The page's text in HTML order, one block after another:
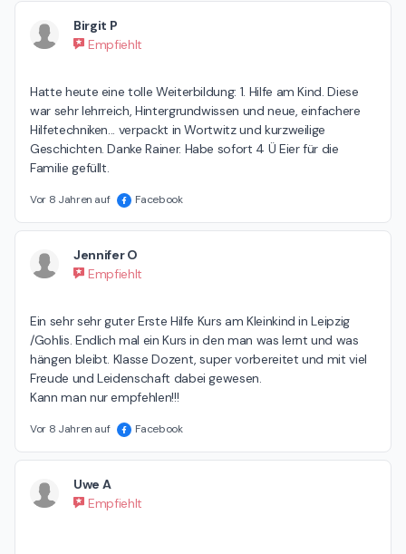
Birgit P
Empfiehlt
Hatte heute eine tolle Weiterbildung: 1. Hilfe am Kind. Diese
war sehr lehrreich, Hintergrundwissen und neue, einfachere
Hilfetechniken... verpackt in Wortwitz und kurzweilige
Geschichten. Danke Rainer. Habe sofort 4 Ü Eier für die
Familie gefüllt.
Vor 8 Jahren auf Facebook
Jennifer O
Empfiehlt
Ein sehr sehr guter Erste Hilfe Kurs am Kleinkind in Leipzig
/Gohlis. Endlich mal ein Kurs in den man was lernt und was
hängen bleibt. Klasse Dozent, super vorbereitet und mit viel
Freude und Leidenschaft dabei gewesen.
Kann man nur empfehlen!!!
Vor 8 Jahren auf Facebook
Uwe A
Empfiehlt